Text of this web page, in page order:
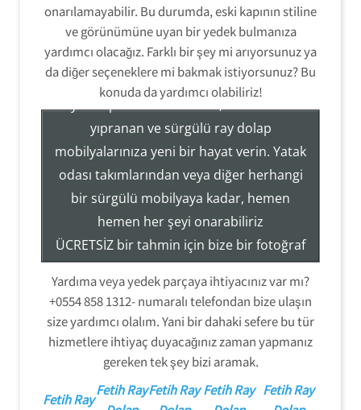
onarılamayabilir. Bu durumda, eski kapının stiline
ve görünümüne uyan bir yedek bulmanıza
yardımcı olacağız. Farklı bir şey mi arıyorsunuz ya
da diğer seçeneklere mi bakmak istiyorsunuz? Bu
konuda da yardımcı olabiliriz!
Ray Dolap Tamir Montaj Servisi
Ray Dolap Sistemleri Tamir, Hizmetleri ile
yıpranan ve sürgülü ray dolap
mobilyalarınıza yeni bir hayat verin. Yatak
odası takımlarından veya diğer herhangi
bir sürgülü mobilyaya kadar, hemen
hemen her şeyi onarabiliriz
ÜCRETSİZ bir tahmin için bize bir fotoğraf
gönderin veya hizmetlerimiz hakkında
daha fazla bilgi edinmek için (554) 858-
1312 numaralı telefondan bizi arayın.
Ray Dolap Mekanizma Sistemleri Tamir Montaj
Servisi
Yardıma veya yedek parçaya ihtiyacınız var mı?
+0554 858 1312- numaralı telefondan bize ulaşın
size yardımcı olalım. Yani bir dahaki sefere bu tür
hizmetlere ihtiyaç duyacağınız zaman yapmanız
gereken tek şey bizi aramak.
Fetih Ray
Fetih RayFetih Ray Fetih Ray Fetih Ray